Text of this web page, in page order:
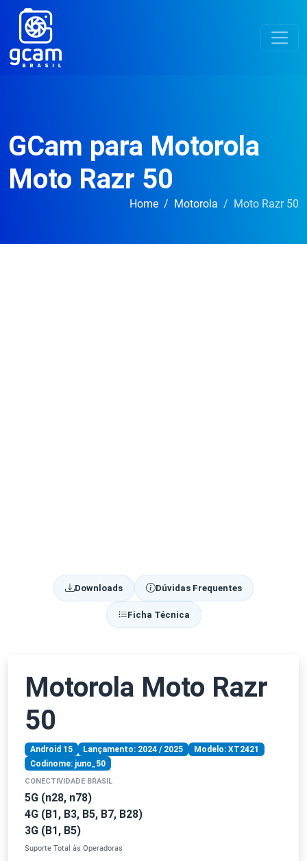
GCam para Motorola
Moto Razr 50
Home Motorola Moto Razr 50
Downloads Dúvidas Frequentes
Ficha Técnica
Motorola Moto Razr
50
Android 15 Lançamento: 2024 / 2025
Modelo: XT2421
Codinome: juno_50
CONECTIVIDADE BRASIL
5G (n28, n78)
4G (B1, B3, B5, B7, B28)
3G (B1, B5)
Suporte Total às Operadoras